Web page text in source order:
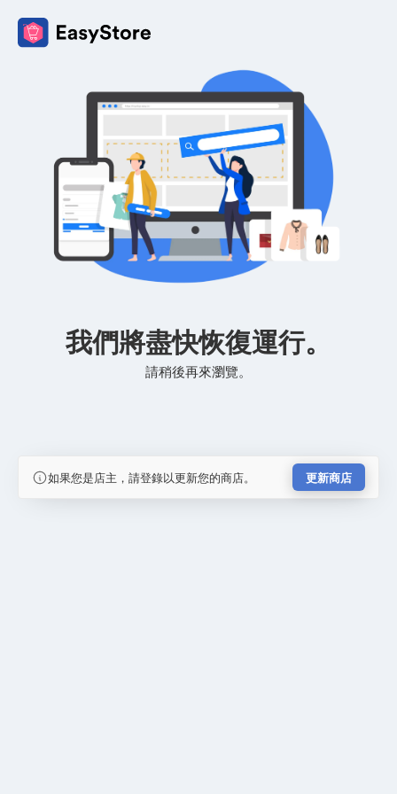
我們將盡快恢復運行。
請稍後再來瀏覽。
如果您是店主，請登錄以更新您的商店。 更新商店